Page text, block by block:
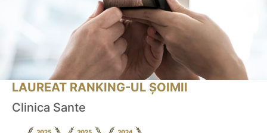
LAUREAT RANKING-UL ȘOIMII
Clinica Sante